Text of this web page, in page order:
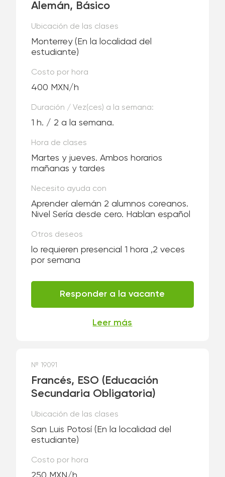
Alemán, Básico
Ubicación de las clases
Monterrey(En la localidad del
estudiante)
Costo por hora
400 MXN/h
Duración / Vez(ces) a la semana:
1 h. / 2 a la semana.
Hora de clases
Martes y jueves. Ambos horarios
mañanas y tardes
Necesito ayuda con
Aprender alemán 2 alumnos coreanos.
Nivel Sería desde cero. Hablan español
Otros deseos
lo requieren presencial 1 hora ,2 veces
por semana
Responder a la vacante
Leer más
№ 19091
Francés, ESO (Educación
Secundaria Obligatoria)
Ubicación de las clases
San Luis Potosí(En la localidad del
estudiante)
Costo por hora